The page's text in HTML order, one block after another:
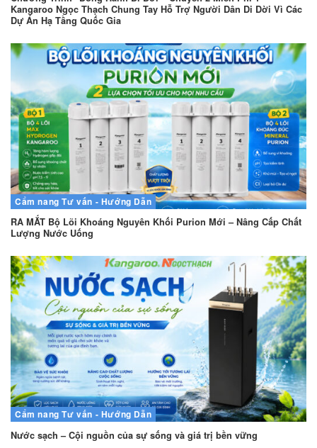
Kangaroo Ngọc Thạch Chung Tay Hỗ Trợ Người Dân Di Dời Vì Các
Dự Án Hạ Tầng Quốc Gia
Cẩm nang Tư vấn - Hướng Dẫn
RA MẮT Bộ Lõi Khoáng Nguyên Khối Purion Mới – Nâng Cấp Chất
Lượng Nước Uống
Cẩm nang Tư vấn - Hướng Dẫn
Nước sạch – Cội nguồn của sự sống và giá trị bền vững